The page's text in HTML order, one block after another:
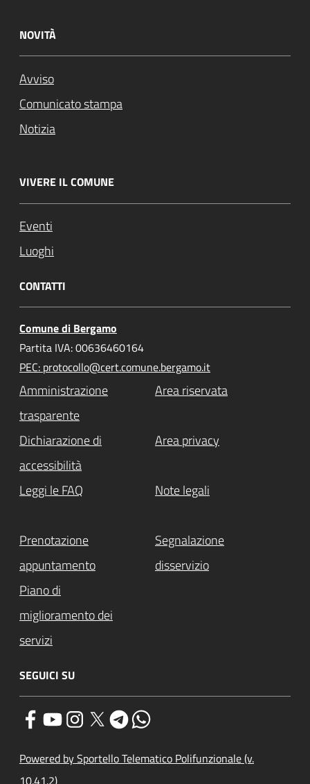
NOVITÀ
Avviso
Comunicato stampa
Notizia
VIVERE IL COMUNE
Eventi
Luoghi
CONTATTI
Comune di Bergamo
Partita IVA: 00636460164
PEC: protocollo@cert.comune.bergamo.it
Amministrazione
trasparente
Area riservata
Dichiarazione di
accessibilità
Area privacy
Leggi le FAQ Note legali
Prenotazione
appuntamento
Segnalazione
disservizio
Piano di
miglioramento dei
servizi
SEGUICI SU
Powered by Sportello Telematico Polifunzionale (v.
10.41.2)